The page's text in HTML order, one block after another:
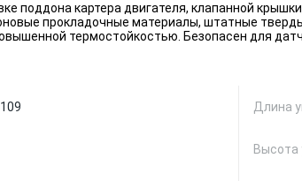
поддона картера двигателя, клапанной
прокладочные материалы, штатные
термостойкостью. Безопасен для
Длина
Высота